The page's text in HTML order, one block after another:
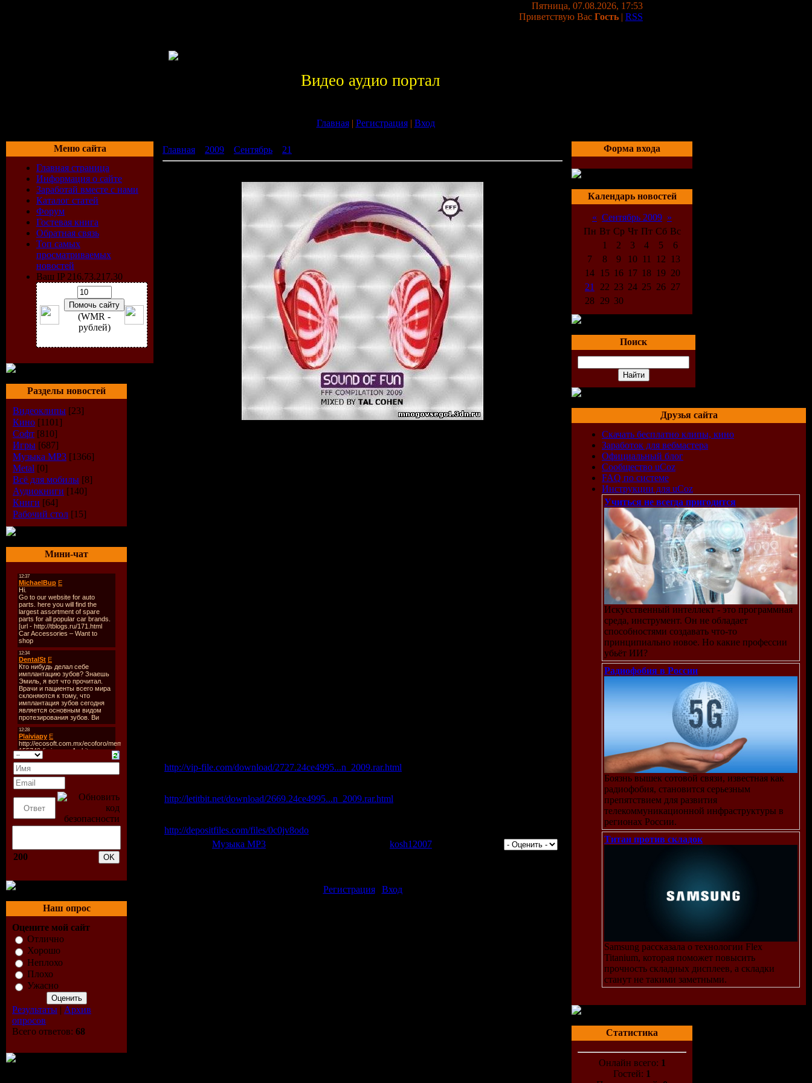
Пятница, 07.08.2026, 17:53
Приветствую Вас Гость | RSS
Видео аудио портал
Главная| Регистрация| Вход
Меню сайта
Главная страница
Информация о сайте
Заработай вместе с нами
Каталог статей
Форум
Гостевая книга
Обратная связь
Топ самых
просматриваемых
новостей
Ваш IP 216.73.217.30
(WMR -
рублей)
Разделы новостей
Видеоклипы [23]
Кино [1101]
Софт [810]
Игры [687]
Музыка МР3 [1366]
Metal [0]
Всё для мобилы [8]
Аудиокниги [140]
Книги [64]
Рабочий стол [15]
Мини-чат
200
Наш опрос
Оцените мой сайт
Отлично
Хорошо
Неплохо
Плохо
Ужасно
Результаты | Архив
опросов
Всего ответов: 68
Главная 2009 Сентябрь 21
http://vip-file.com/download/2727.24ce4995...n_2009.rar.html
http://letitbit.net/download/2669.24ce4995...n_2009.rar.html
http://depositfiles.com/files/0c0jv8odo
Музыка МР3 kosh12007
Регистрация| Вход]
Форма входа
Календарь новостей
« Сентябрь 2009 »
Пн Вт Ср Чт Пт Сб Вс
1
2 3 4 5
6
7
8 9 10 11 12
13
14
15 16 17 18 19 20
21
22 23 24 25 26 27
28 29 30
Поиск
Друзья сайта
Скачать бесплатно клипы, кино
Заработок для вебмастера
Официальный блог
Сообщество uCoz
FAQ по системе
Инструкции для uCoz
Учиться не всегда пригодится
Искусственный интеллект - это программная
среда, инструмент. Он не обладает
способностями создавать что-то
принципиально новое. Но какие профессии
убьёт ИИ?
Радиофобия в России
Боязнь вышек сотовой связи, известная как
радиофобия, становится серьезным
препятствием для развития
телекоммуникационной инфраструктуры в
регионах России.
Титан против складок
Samsung рассказала о технологии Flex
Titanium, которая поможет повысить
прочность складных дисплеев, а складки
станут не такими заметными.
Статистика
Онлайн всего: 1
Гостей: 1